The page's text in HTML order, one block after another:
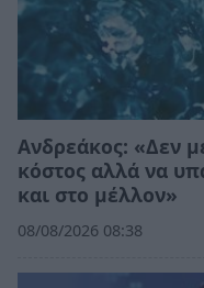
Ανδρεάκος: «Δεν
κόστος αλλά να
και στο μέλλον»
08/08/2026 08:38